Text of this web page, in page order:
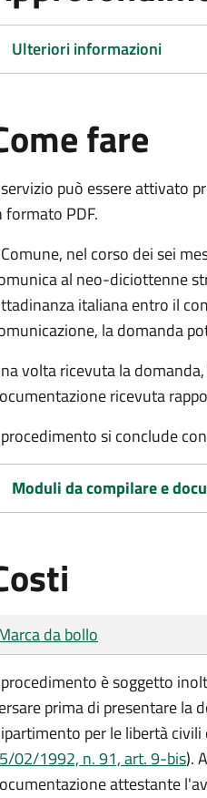
Ulteriori informazioni
fare
può essere attivato
formato PDF.
nel corso dei sei
al neo-diciottenne
italiana entro il
la domanda
volta ricevuta la
ricevuta
si conclude
Moduli da compilare e
di pagamento
da bollo
è soggetto
prima di presentare la
per le libertà
02/1992, n. 91, art. 9-bis).
attestante